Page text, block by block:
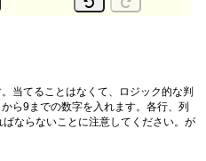
当てることはなくて、ロジック的な判
ら9までの数字を入れます。各行、列
ならないことに注意してください。が